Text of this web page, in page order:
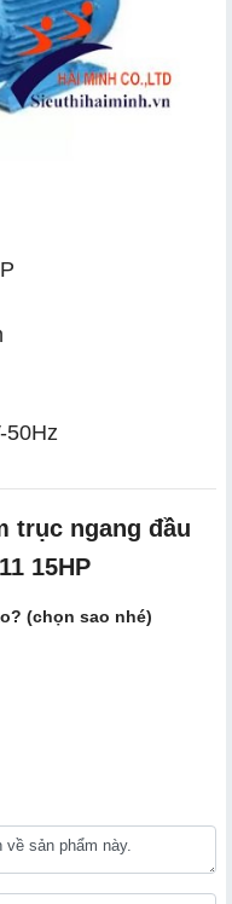
50Hz
trục ngang đầu
15HP
(chọn sao nhé)